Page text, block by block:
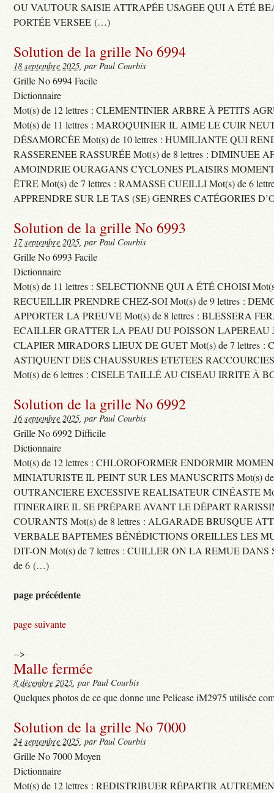
OU VAUTOUR SAISIE ATTRAPÉE USAGEE QUI A ÉTÉ
PORTÉE VERSEE (…)
Solution de la grille No 6994
18 septembre 2025, par Paul Courbis
Grille No 6994 Facile
Dictionnaire
Mot(s) de 12 lettres : CLEMENTINIER ARBRE À PETITS
Mot(s) de 11 lettres : MAROQUINIER IL AIME LE CUIR
DÉSAMORCÉE Mot(s) de 10 lettres : HUMILIANTE QUI
RASSERENEE RASSURÉE Mot(s) de 8 lettres : DIMINUEE
AMOINDRIE OURAGANS CYCLONES PLAISIRS
ÊTRE Mot(s) de 7 lettres : RAMASSE CUEILLI Mot(s) de 6
APPRENDRE SUR LE TAS (SE) GENRES CATÉGORIES
Solution de la grille No 6993
17 septembre 2025, par Paul Courbis
Grille No 6993 Facile
Dictionnaire
Mot(s) de 11 lettres : SELECTIONNE QUI A ÉTÉ CHOISI
RECUEILLIR PRENDRE CHEZ-SOI Mot(s) de 9 lettres :
APPORTER LA PREUVE Mot(s) de 8 lettres : BLESSERA
ECAILLER GRATTER LA PEAU DU POISSON LAPEREAU
CLAPIER MIRADORS LIEUX DE GUET Mot(s) de 7 lettres :
ASTIQUENT DES CHAUSSURES ETETEES
Mot(s) de 6 lettres : CISELE TAILLÉ AU CISEAU IRRITE À
Solution de la grille No 6992
16 septembre 2025, par Paul Courbis
Grille No 6992 Difficile
Dictionnaire
Mot(s) de 12 lettres : CHLOROFORMER ENDORMIR
MINIATURISTE IL PEINT SUR LES MANUSCRITS Mot(s) de
OUTRANCIERE EXCESSIVE REALISATEUR CINÉASTE
ITINERAIRE IL SE PRÉPARE AVANT LE DÉPART
COURANTS Mot(s) de 8 lettres : ALGARADE BRUSQUE
VERBALE BAPTEMES BÉNÉDICTIONS OREILLES LES
DIT-ON Mot(s) de 7 lettres : CUILLER ON LA REMUE DANS
de 6 (…)
page précédente
page suivante
-->
Malle fermée
8 décembre 2025, par Paul Courbis
Quelques photos de ce que donne une Pelicase iM2975 utilisée
Solution de la grille No 7000
24 septembre 2025, par Paul Courbis
Grille No 7000 Moyen
Dictionnaire
Mot(s) de 12 lettres : REDISTRIBUER RÉPARTIR